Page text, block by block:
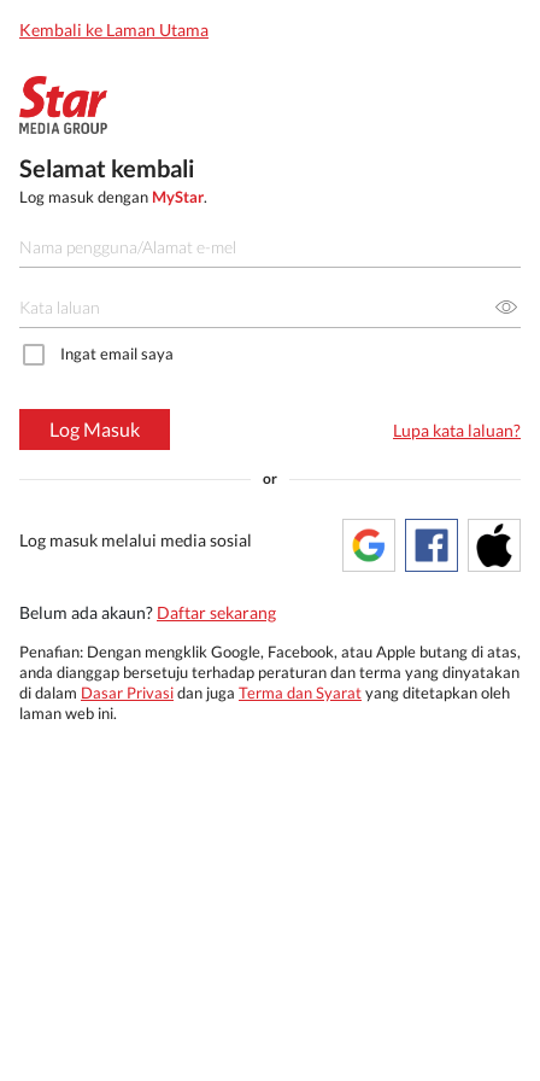
Kembali ke Laman Utama
Selamat kembali
Log masuk dengan MyStar.
Ingat email saya
Log Masuk Lupa kata laluan?
or
Log masuk melalui media sosial
Belum ada akaun? Daftar sekarang
Penafian: Dengan mengklik Google, Facebook, atau Apple butang di atas,
anda dianggap bersetuju terhadap peraturan dan terma yang dinyatakan
di dalam Dasar Privasidan juga Terma dan Syaratyang ditetapkan oleh
laman web ini.